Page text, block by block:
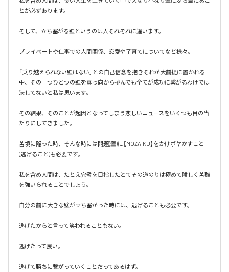
とが必ずあります。
そして、立ち塞がる壁というのは人それぞれに違います。
プライベートや仕事での人間関係、恋愛や子育てについてなど様々。
「乗り越えられない壁はない」との自己信念を抱きそれが大前提に置かれる
中、その一つひとつの壁を真っ向から挑んでも全てが成功に繋がるわけでは
決してないと私は思います。
その結果、そのことが起因となってしまう悲しいニュースをいくつも目の当
たりにしてきました。
苦境に陥った時、そんな時には問題(壁)に【MOZAIKU】をかけボヤかすこと
(逃げること)も必要です。
私を含め人間は、たとえ完璧を目指したとてその道のりは極めて険しく苦難
を強いられることでしょう。
自分の前に大きな壁が立ち塞がった時には、逃げることも必要です。
逃げたからと言って笑われることもない。
逃げたって良い。
逃げて勝ちに繋がっていくことだってあるはず。